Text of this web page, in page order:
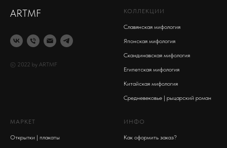
ARTMF
© 2022 by ARTMF
КОЛЛЕКЦИИ
Славянская мифология
Японская мифология
Скандинавская мифология
Египетская мифология
Китайская мифология
Средневековье | рыцарский роман
МАРКЕТ
Открытки | плакаты
ИНФО
Как оформить заказ?